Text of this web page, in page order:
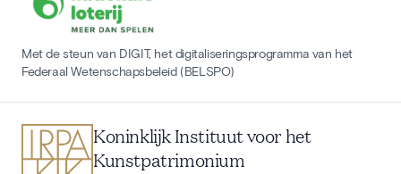
Met de steun van DIGIT, het digitaliseringsprogramma van het
Federaal Wetenschapsbeleid (BELSPO)
Koninklijk Instituut voor het
Kunstpatrimonium